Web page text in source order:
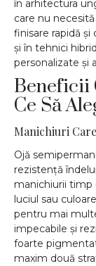
în arhitectura
care nu
finisare rapidă
și în tehnici
personalizate și
Beneficii
Ce Să
Manichiuri
Ojă
rezistență
manichiurii timp
luciul sau
pentru mai
impecabile și
foarte
maxim două